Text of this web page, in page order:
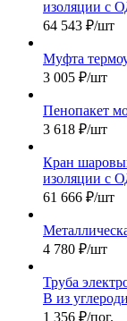
изоляции с
64 543 ₽/шт
Муфта
3 005 ₽/шт
Пенопакет
3 618 ₽/шт
Кран
изоляции с
61 666 ₽/шт
4 780 ₽/шт
Труба
В из
1 356 ₽/пог.